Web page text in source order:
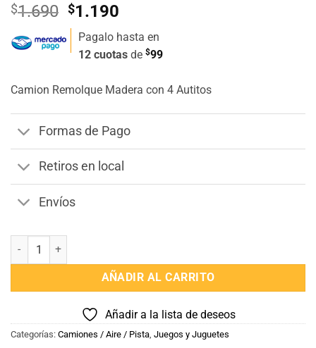
$1.690 El
precio
original
era:
$1.190
actual
es:
Pagalo hasta en
12 cuotas de $99
Camion Remolque Madera con 4 Autitos
Formas de Pago
Retiros en local
Envíos
Camion Remolque Madera 4 autitos cantidad
AÑADIR AL CARRITO
Añadir a la lista de deseos
Categorías: Camiones / Aire / Pista, Juegos y Juguetes